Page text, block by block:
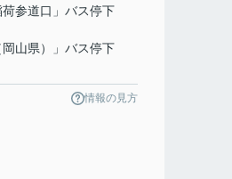
参道口」バス停下
山県）」バス停下
情報の見方